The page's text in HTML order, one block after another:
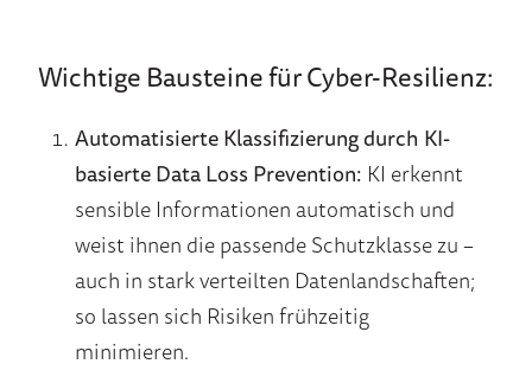
Wichtige Bausteine für Cyber-Resilienz:
Automatisierte Klassifizierung durch KI-
basierte Data Loss Prevention: KI erkennt
sensible Informationen automatisch und
weist ihnen die passende Schutzklasse zu –
auch in stark verteilten Datenlandschaften;
so lassen sich Risiken frühzeitig
minimieren.